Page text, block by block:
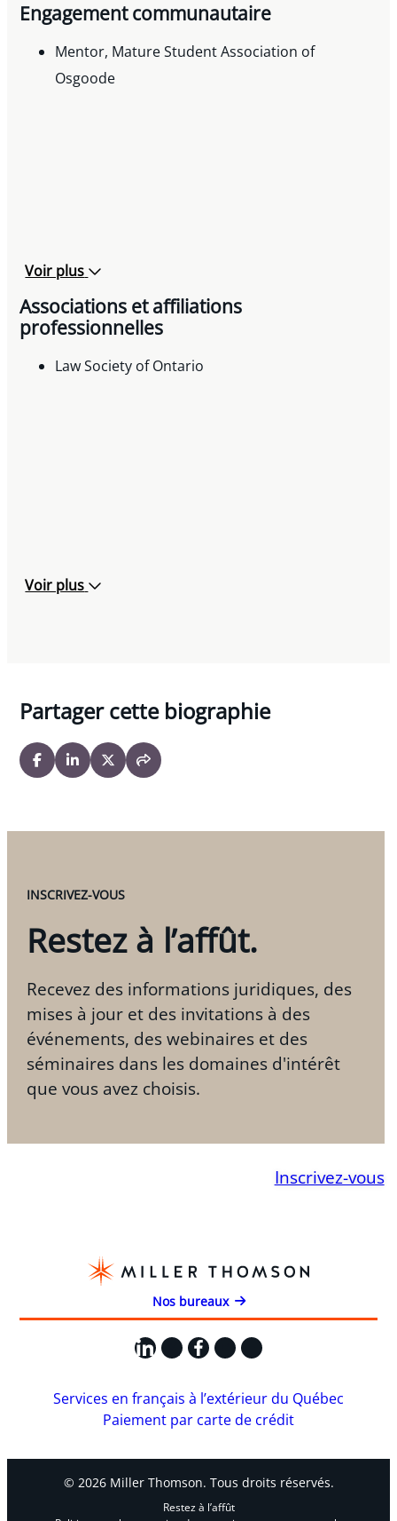
Engagement communautaire
Mentor, Mature Student Association of
Osgoode
Voir plus
Associations et affiliations
professionnelles
Law Society of Ontario
Voir plus
Partager cette biographie
INSCRIVEZ-VOUS
Restez à l’affût.
Recevez des informations juridiques, des
mises à jour et des invitations à des
événements, des webinaires et des
séminaires dans les domaines d'intérêt
que vous avez choisis.
Inscrivez-vous
Nos bureaux
LinkedIn
X Facebook
Instagram
YouTube
Services en français à l’extérieur du Québec
Paiement par carte de crédit
© 2026 Miller Thomson. Tous droits réservés.
Restez à l’affût